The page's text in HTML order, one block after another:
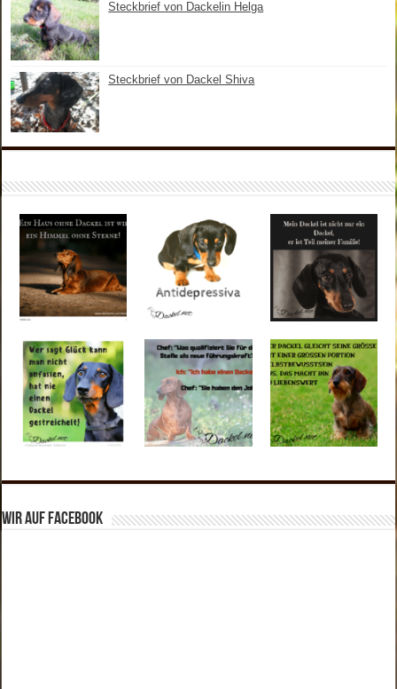
Steckbrief von Dackelin Helga
Steckbrief von Dackel Shiva
Wir auf Facebook